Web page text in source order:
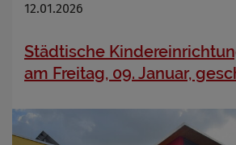
12.01.2026
Städtische
am Freitag, 09. Januar,